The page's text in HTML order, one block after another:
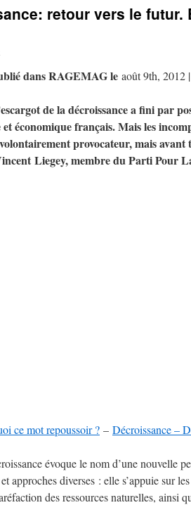
retour vers le futur.
dans RAGEMAG le août 9th, 2012 |
de la décroissance a fini par
économique français. Mais les
provocateur, mais
Liegey, membre du Parti Pour
ce mot repoussoir ? – Décroissance –
évoque le nom d’une nouvelle
approches diverses : elle s’appuie sur
des ressources naturelles, ainsi